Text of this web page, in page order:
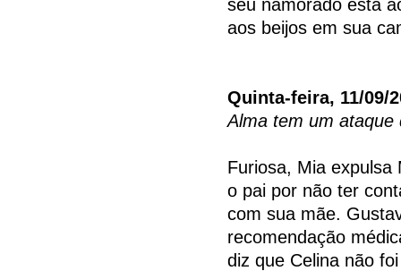
aos beijos em sua
Quinta-feira, 11/09/
Alma tem um ataque
Furiosa, Mia expulsa
o pai por não ter
com sua mãe.
recomendação
diz que Celina não